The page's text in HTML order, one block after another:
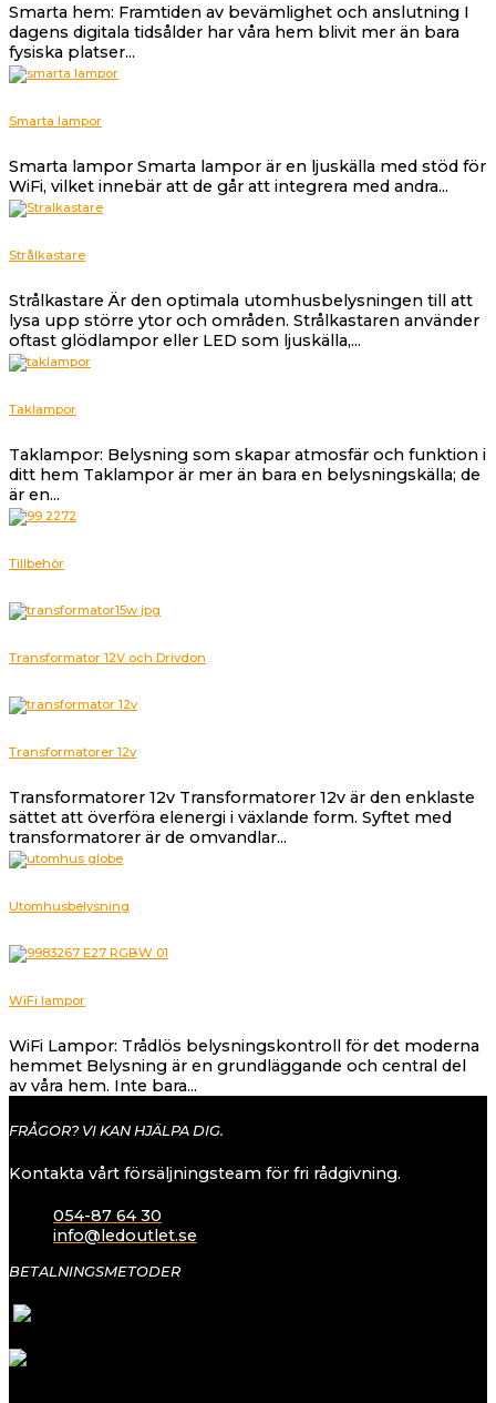
Smarta hem: Framtiden av bevämlighet och anslutning I
dagens digitala tidsålder har våra hem blivit mer än bara
fysiska platser...
Smarta lampor
Smarta lampor Smarta lampor är en ljuskälla med stöd för
WiFi, vilket innebär att de går att integrera med andra...
Strålkastare
Strålkastare Är den optimala utomhusbelysningen till att
lysa upp större ytor och områden. Strålkastaren använder
oftast glödlampor eller LED som ljuskälla,...
Taklampor
Taklampor: Belysning som skapar atmosfär och funktion i
ditt hem Taklampor är mer än bara en belysningskälla; de
är en...
Tillbehör
Transformator 12V och Drivdon
Transformatorer 12v
Transformatorer 12v Transformatorer 12v är den enklaste
sättet att överföra elenergi i växlande form. Syftet med
transformatorer är de omvandlar...
Utomhusbelysning
WiFi lampor
WiFi Lampor: Trådlös belysningskontroll för det moderna
hemmet Belysning är en grundläggande och central del
av våra hem. Inte bara...
FRÅGOR? VI KAN HJÄLPA DIG.
Kontakta vårt försäljningsteam för fri rådgivning.
054-87 64 30
info@ledoutlet.se
BETALNINGSMETODER